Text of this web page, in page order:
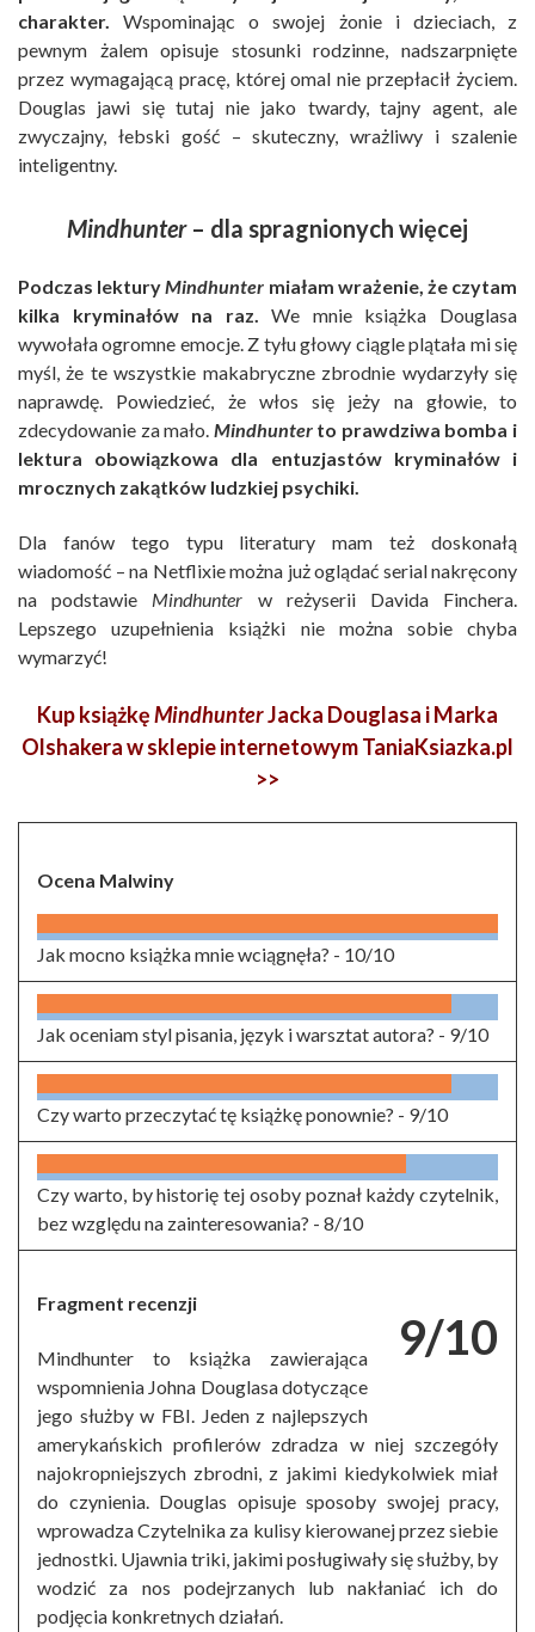
charakter.
Wspominając o swojej żonie i dzieciach, z
pewnym żalem opisuje stosunki rodzinne, nadszarpnięte
przez wymagającą pracę, której omal nie przepłacił życiem.
Douglas jawi się tutaj nie jako twardy, tajny agent, ale
zwyczajny, łebski gość – skuteczny, wrażliwy i szalenie
inteligentny.
Mindhunter– dla spragnionych więcej
Podczas lekturyMindhunter miałam wrażenie, że czytam
kilka kryminałów na raz.
We mnie książka Douglasa
wywołała ogromne emocje. Z tyłu głowy ciągle plątała mi się
myśl, że te wszystkie makabryczne zbrodnie wydarzyły się
naprawdę. Powiedzieć, że włos się jeży na głowie, to
zdecydowanie za mało. Mindhunterto prawdziwa bomba i
lektura obowiązkowa dla entuzjastów kryminałów i
mrocznych zakątków ludzkiej psychiki.
Dla fanów tego typu literatury mam też doskonałą
wiadomość – na Netflixie można już oglądać serial nakręcony
na podstawie Mindhunter w reżyserii Davida Finchera.
Lepszego uzupełnienia książki nie można sobie chyba
wymarzyć!
Kup książkęMindhunterJacka Douglasa i Marka
Olshakera w sklepie internetowym TaniaKsiazka.pl
>>
Ocena Malwiny
Jak mocno książka mnie wciągnęła? - 10/10
Jak oceniam styl pisania, język i warsztat autora? - 9/10
Czy warto przeczytać tę książkę ponownie? - 9/10
Czy warto, by historię tej osoby poznał każdy czytelnik,
bez względu na zainteresowania? - 8/10
9/10
Fragment recenzji
Mindhunter to książka zawierająca
wspomnienia Johna Douglasa dotyczące
jego służby w FBI. Jeden z najlepszych
amerykańskich profilerów zdradza w niej szczegóły
najokropniejszych zbrodni, z jakimi kiedykolwiek miał
do czynienia. Douglas opisuje sposoby swojej pracy,
wprowadza Czytelnika za kulisy kierowanej przez siebie
jednostki. Ujawnia triki, jakimi posługiwały się służby, by
wodzić za nos podejrzanych lub nakłaniać ich do
podjęcia konkretnych działań.